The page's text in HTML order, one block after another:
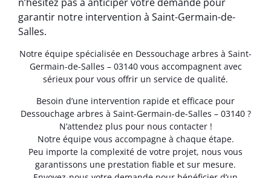
garantir notre intervention à Saint-Germain-de-
Salles.
Notre équipe spécialisée en Dessouchage arbres à Saint-
Germain-de-Salles – 03140 vous accompagnent avec
sérieux pour vous offrir un service de qualité.
Besoin d’une intervention rapide et efficace pour
Dessouchage arbres à Saint-Germain-de-Salles – 03140 ?
N’attendez plus pour nous contacter !
Notre équipe vous accompagne à chaque étape.
Peu importe la complexité de votre projet, nous vous
garantissons une prestation fiable et sur mesure.